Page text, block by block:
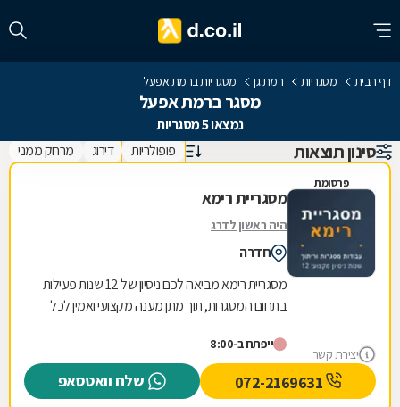
דף הבית מסגריות רמת גן מסגריות ברמת אפעל
מסגר ברמת אפעל
נמצאו 5 מסגריות
סינון תוצאות פופולריות דירוג מרחק ממני
פרסומת
יצירת קשר
מסגריית רימא
היה ראשון לדרג
חדרה
מסגריית רימא מביאה לכם ניסיון של 12 שנות פעילות
בתחום המסגרות, תוך מתן מענה מקצועי ואמין לכל
ייפתח ב-8:00
שלח וואטסאפ